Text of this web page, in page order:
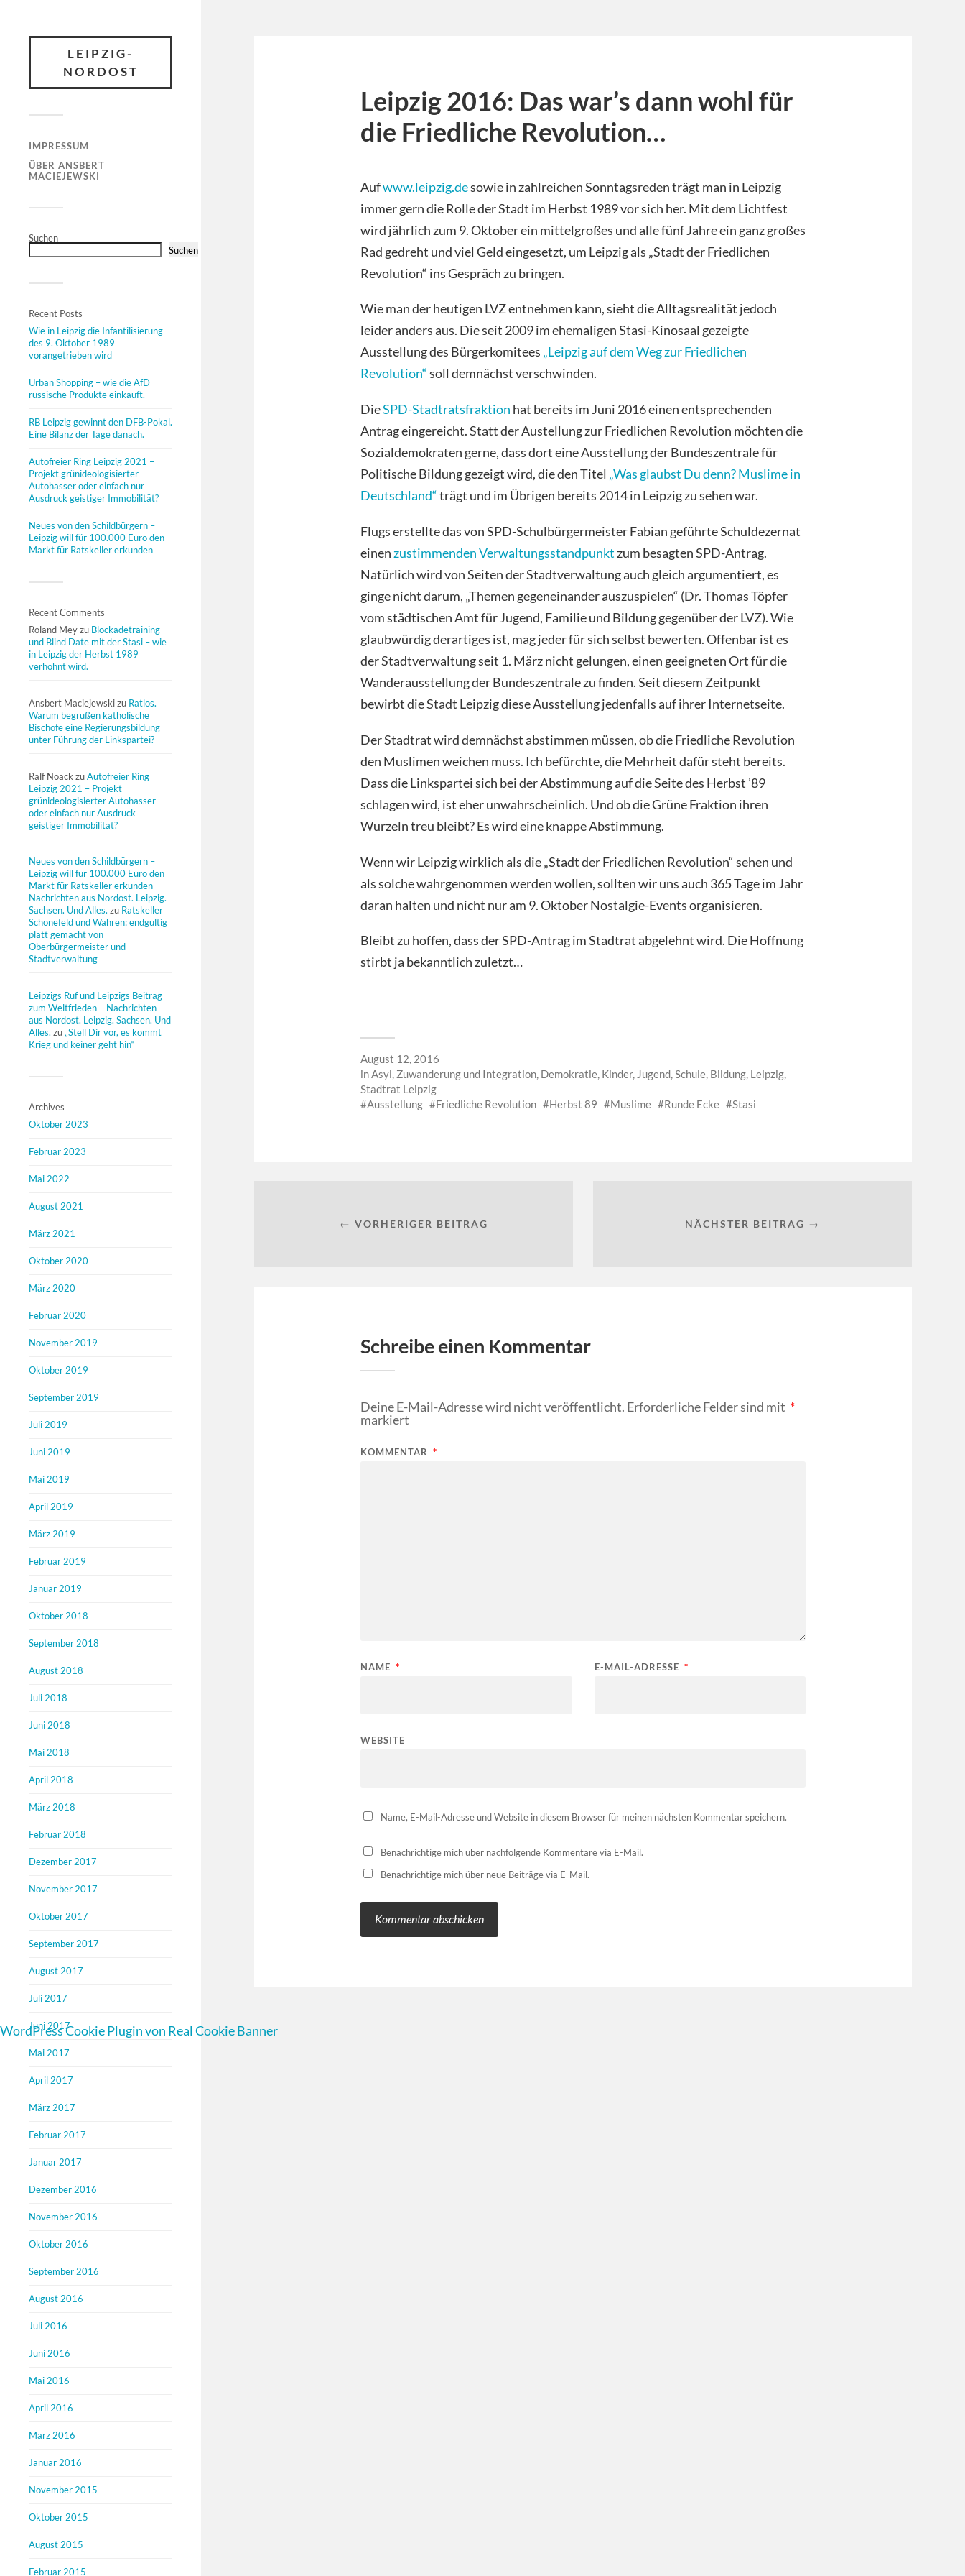
LEIPZIG-
NORDOST
IMPRESSUM
ÜBER ANSBERT
MACIEJEWSKI
Suchen
Suchen
Recent Posts
Wie in Leipzig die Infantilisierung
des 9. Oktober 1989
vorangetrieben wird
Urban Shopping – wie die AfD
russische Produkte einkauft.
RB Leipzig gewinnt den DFB-Pokal.
Eine Bilanz der Tage danach.
Autofreier Ring Leipzig 2021 –
Projekt grünideologisierter
Autohasser oder einfach nur
Ausdruck geistiger Immobilität?
Neues von den Schildbürgern –
Leipzig will für 100.000 Euro den
Markt für Ratskeller erkunden
Recent Comments
Roland Meyzu Blockadetraining
und Blind Date mit der Stasi – wie
in Leipzig der Herbst 1989
verhöhnt wird.
Ansbert Maciejewskizu Ratlos.
Warum begrüßen katholische
Bischöfe eine Regierungsbildung
unter Führung der Linkspartei?
Ralf Noack zuAutofreier Ring
Leipzig 2021 – Projekt
grünideologisierter Autohasser
oder einfach nur Ausdruck
geistiger Immobilität?
Neues von den Schildbürgern –
Leipzig will für 100.000 Euro den
Markt für Ratskeller erkunden –
Nachrichten aus Nordost. Leipzig.
Sachsen. Und Alles. zu Ratskeller
Schönefeld und Wahren: endgültig
platt gemacht von
Oberbürgermeister und
Stadtverwaltung
Leipzigs Ruf und Leipzigs Beitrag
zum Weltfrieden – Nachrichten
aus Nordost. Leipzig. Sachsen. Und
Alles. zu „Stell Dir vor, es kommt
Krieg und keiner geht hin“
Archives
Oktober 2023
Februar 2023
Mai 2022
August 2021
März 2021
Oktober 2020
März 2020
Februar 2020
November 2019
Oktober 2019
September 2019
Juli 2019
Juni 2019
Mai 2019
April 2019
März 2019
Februar 2019
Januar 2019
Oktober 2018
September 2018
August 2018
Juli 2018
Juni 2018
Mai 2018
April 2018
März 2018
Februar 2018
Dezember 2017
November 2017
Oktober 2017
September 2017
August 2017
Juli 2017
Juni 2017
Mai 2017
April 2017
März 2017
Februar 2017
Januar 2017
Dezember 2016
November 2016
Oktober 2016
September 2016
August 2016
Juli 2016
Juni 2016
Mai 2016
April 2016
März 2016
Januar 2016
November 2015
Oktober 2015
August 2015
Februar 2015
Leipzig 2016: Das war’s dann wohl für
die Friedliche Revolution…
Aufwww.leipzig.desowie in zahlreichen Sonntagsreden trägt man in Leipzig
immer gern die Rolle der Stadt im Herbst 1989 vor sich her. Mit dem Lichtfest
wird jährlich zum 9. Oktober ein mittelgroßes und alle fünf Jahre ein ganz großes
Rad gedreht und viel Geld eingesetzt, um Leipzig als „Stadt der Friedlichen
Revolution“ ins Gespräch zu bringen.
Wie man der heutigen LVZ entnehmen kann, sieht die Alltagsrealität jedoch
leider anders aus. Die seit 2009 im ehemaligen Stasi-Kinosaal gezeigte
Ausstellung des Bürgerkomitees „Leipzig auf dem Weg zur Friedlichen
Revolution“soll demnächst verschwinden.
DieSPD-Stadtratsfraktion hat bereits im Juni 2016 einen entsprechenden
Antrag eingereicht. Statt der Austellung zur Friedlichen Revolution möchten die
Sozialdemokraten gerne, dass dort eine Ausstellung der Bundeszentrale für
Politische Bildung gezeigt wird, die den Titel „Was glaubst Du denn? Muslime in
Deutschland“trägt und im Übrigen bereits 2014 in Leipzig zu sehen war.
Flugs erstellte das von SPD-Schulbürgermeister Fabian geführte Schuldezernat
einenzustimmenden Verwaltungsstandpunkt zum besagten SPD-Antrag.
Natürlich wird von Seiten der Stadtverwaltung auch gleich argumentiert, es
ginge nicht darum, „Themen gegeneinander auszuspielen“ (Dr. Thomas Töpfer
vom städtischen Amt für Jugend, Familie und Bildung gegenüber der LVZ). Wie
glaubwürdig derartiges ist, mag jeder für sich selbst bewerten. Offenbar ist es
der Stadtverwaltung seit 1. März nicht gelungen, einen geeigneten Ort für die
Wanderausstellung der Bundeszentrale zu finden. Seit diesem Zeitpunkt
bewirbt die Stadt Leipzig diese Ausstellung jedenfalls auf ihrer Internetseite.
Der Stadtrat wird demnächst abstimmen müssen, ob die Friedliche Revolution
den Muslimen weichen muss. Ich befürchte, die Mehrheit dafür steht bereits.
Dass die Linkspartei sich bei der Abstimmung auf die Seite des Herbst ’89
schlagen wird, ist eher unwahrscheinlich. Und ob die Grüne Fraktion ihren
Wurzeln treu bleibt? Es wird eine knappe Abstimmung.
Wenn wir Leipzig wirklich als die „Stadt der Friedlichen Revolution“ sehen und
als solche wahrgenommen werden wollen, sollten wir uns auch 365 Tage im Jahr
daran halten und nicht nur am 9. Oktober Nostalgie-Events organisieren.
Bleibt zu hoffen, dass der SPD-Antrag im Stadtrat abgelehnt wird. Die Hoffnung
stirbt ja bekanntlich zuletzt…
August 12, 2016
inAsyl, Zuwanderung und Integration, Demokratie, Kinder, Jugend, Schule, Bildung, Leipzig,
Stadtrat Leipzig
Ausstellung
Friedliche Revolution Herbst 89 Muslime Runde Ecke Stasi
← VORHERIGER BEITRAG NÄCHSTER BEITRAG →
Schreibe einen Kommentar
Deine E-Mail-Adresse wird nicht veröffentlicht. Erforderliche Felder sind mit *
markiert
KOMMENTAR *
NAME * E-MAIL-ADRESSE *
WEBSITE
Name, E-Mail-Adresse und Website in diesem Browser für meinen nächsten Kommentar speichern.
Benachrichtige mich über nachfolgende Kommentare via E-Mail.
Benachrichtige mich über neue Beiträge via E-Mail.
WordPress Cookie Plugin von Real Cookie Banner